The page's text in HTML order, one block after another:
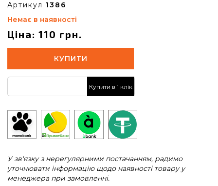
Артикул 1386
Немає в наявності
Ціна: 110 грн.
КУПИТИ
Купити в 1 клік
У зв'язку з нерегулярними постачанням, радимо
уточнювати інформацію щодо наявності товару у
менеджера при замовленні.